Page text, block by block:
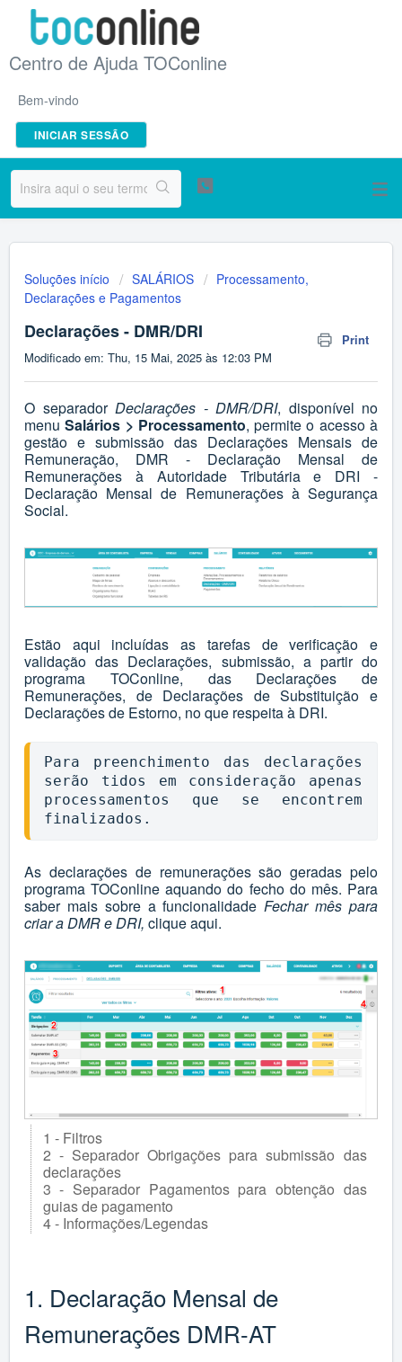
Centro de Ajuda TOConline
Bem-vindo
INICIAR SESSÃO
Soluções início SALÁRIOS
Processamento,
Declarações e Pagamentos
Declarações - DMR/DRI
Print
Modificado em: Thu, 15 Mai, 2025 às 12:03 PM
O separadorDeclarações - DMR/DRI, disponível no
menuSalários > Processamento, permite o acesso à
gestão e submissão das Declarações Mensais de
Remuneração, DMR - Declaração Mensal de
Remunerações à Autoridade Tributária e DRI -
Declaração Mensal de Remunerações à Segurança
Social.
Estão aqui incluídas as tarefas de verificação e
validação das Declarações, submissão, a partir do
programa TOConline, das Declarações de
Remunerações, de Declarações de Substituição e
Declarações de Estorno, no que respeita à DRI.
Para preenchimento das declarações
serão tidos em consideração apenas
processamentos que se encontrem
finalizados.
As declarações de remunerações são geradas pelo
programa TOConline aquando do fecho do mês. Para
saber mais sobre a funcionalidade Fechar mês para
criar a DMR e DRI, cliqueaqui.
1 - Filtros
2 - Separador Obrigações para submissão das
declarações
3 - Separador Pagamentos para obtenção das
guias de pagamento
4 - Informações/Legendas
1. Declaração Mensal de
Remunerações DMR-AT